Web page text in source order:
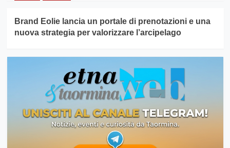
Brand Eolie lancia un portale di prenotazioni e una
nuova strategia per valorizzare l’arcipelago